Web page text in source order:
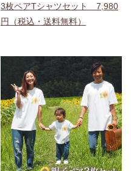
3枚ペアTシャツセット 7,980
円（税込・送料無料）